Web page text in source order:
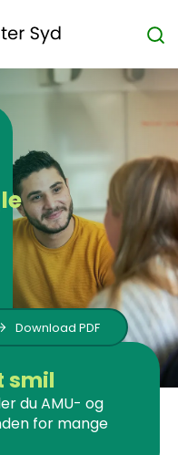
smil
du AMU- og
for mange
Download PDF